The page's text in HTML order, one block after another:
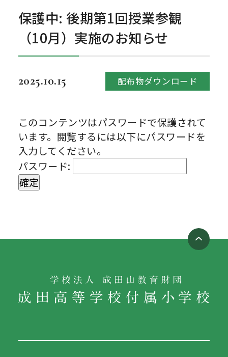
保護中: 後期第1回授業参観
（10月）実施のお知らせ
2025.10.15 配布物ダウンロード
このコンテンツはパスワードで保護されて
います。閲覧するには以下にパスワードを
入力してください。
パスワード: